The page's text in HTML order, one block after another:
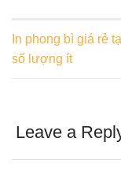
In phong bì giá rẻ
số lượng ít
Leave a